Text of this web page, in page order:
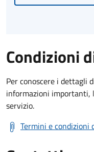
Condizioni
Per conoscere i dettagli
informazioni importanti,
servizio.
Termini e condizioni